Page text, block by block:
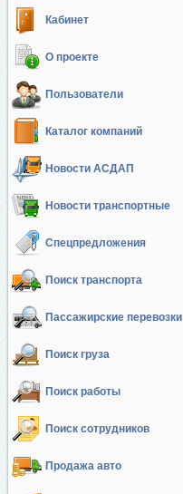
Кабинет
О проекте
Пользователи
Каталог компаний
Новости АСДАП
Новости транспортные
Спецпредложения
Поиск транспорта
Пассажирские перевозки
Поиск груза
Поиск работы
Поиск сотрудников
Продажа авто